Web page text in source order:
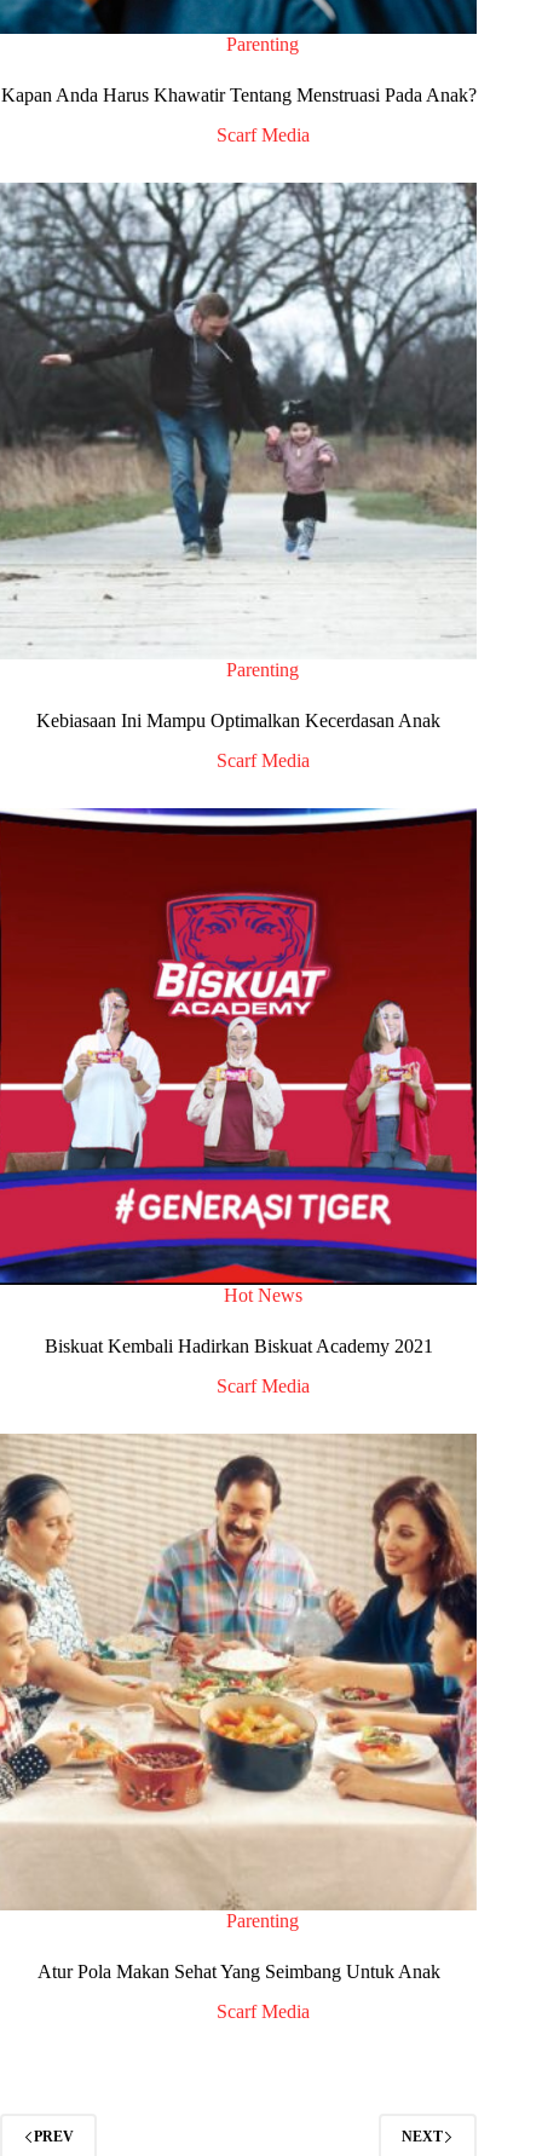
Parenting
Kapan Anda Harus Khawatir Tentang Menstruasi Pada Anak?
Scarf Media
Parenting
Kebiasaan Ini Mampu Optimalkan Kecerdasan Anak
Scarf Media
Hot News
Biskuat Kembali Hadirkan Biskuat Academy 2021
Scarf Media
Parenting
Atur Pola Makan Sehat Yang Seimbang Untuk Anak
Scarf Media
PREV NEXT